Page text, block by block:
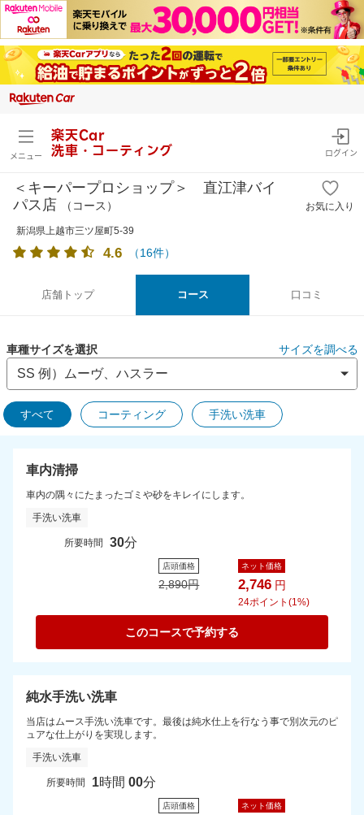
メニュー
楽天Car
洗車・コーティング
ログイン
＜キーパープロショップ＞ 直江津バイ
パス店
（コース） お気に入り
新潟県上越市三ツ屋町5-39
4.6 （16件）
店舗トップ コース 口コミ
車種サイズを選択 サイズを調べる
すべて コーティング 手洗い洗車
車内清掃
車内の隅々にたまったゴミや砂をキレイにします。
手洗い洗車
所要時間 30分
店頭価格
2,890円
ネット価格
2,746 円
24ポイント(1%)
このコースで予約する
純水手洗い洗車
当店はムース手洗い洗車です。最後は純水仕上を行なう事で別次元のピ
ュアな仕上がりを実現します。
手洗い洗車
所要時間 1時間 00分
店頭価格 ネット価格